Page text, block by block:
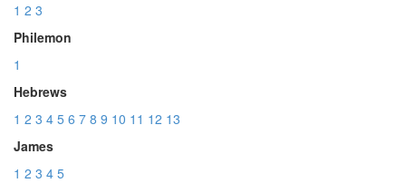
1 2 3
Philemon
1
Hebrews
1 2 3 4 5 6 7 8 9 10 11 12 13
James
1 2 3 4 5